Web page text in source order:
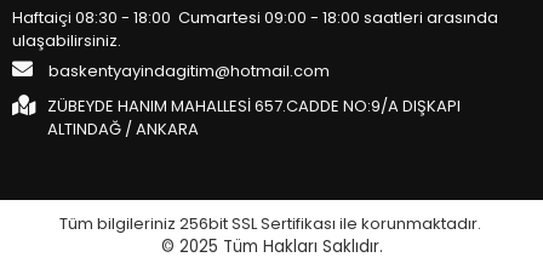
Haftaiçi 08:30 - 18:00 Cumartesi 09:00 - 18:00 saatleri arasında
ulaşabilirsiniz.
baskentyayindagitim@hotmail.com
ZÜBEYDE HANIM MAHALLESİ 657.CADDE NO:9/A DIŞKAPI
ALTINDAĞ / ANKARA
Tüm bilgileriniz 256bit SSL Sertifikası ile korunmaktadır.
© 2025 Tüm Hakları Saklıdır.